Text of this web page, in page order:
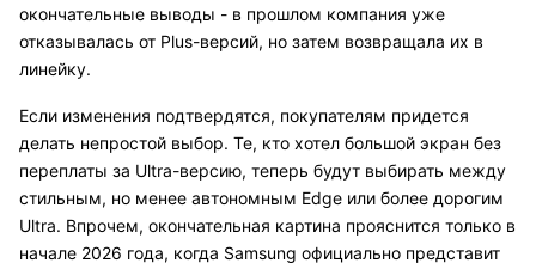
окончательные выводы - в прошлом компания уже
отказывалась от Plus-версий, но затем возвращала их в
линейку.
Если изменения подтвердятся, покупателям придется
делать непростой выбор. Те, кто хотел большой экран без
переплаты за Ultra-версию, теперь будут выбирать между
стильным, но менее автономным Edge или более дорогим
Ultra. Впрочем, окончательная картина прояснится только в
начале 2026 года, когда Samsung официально представит